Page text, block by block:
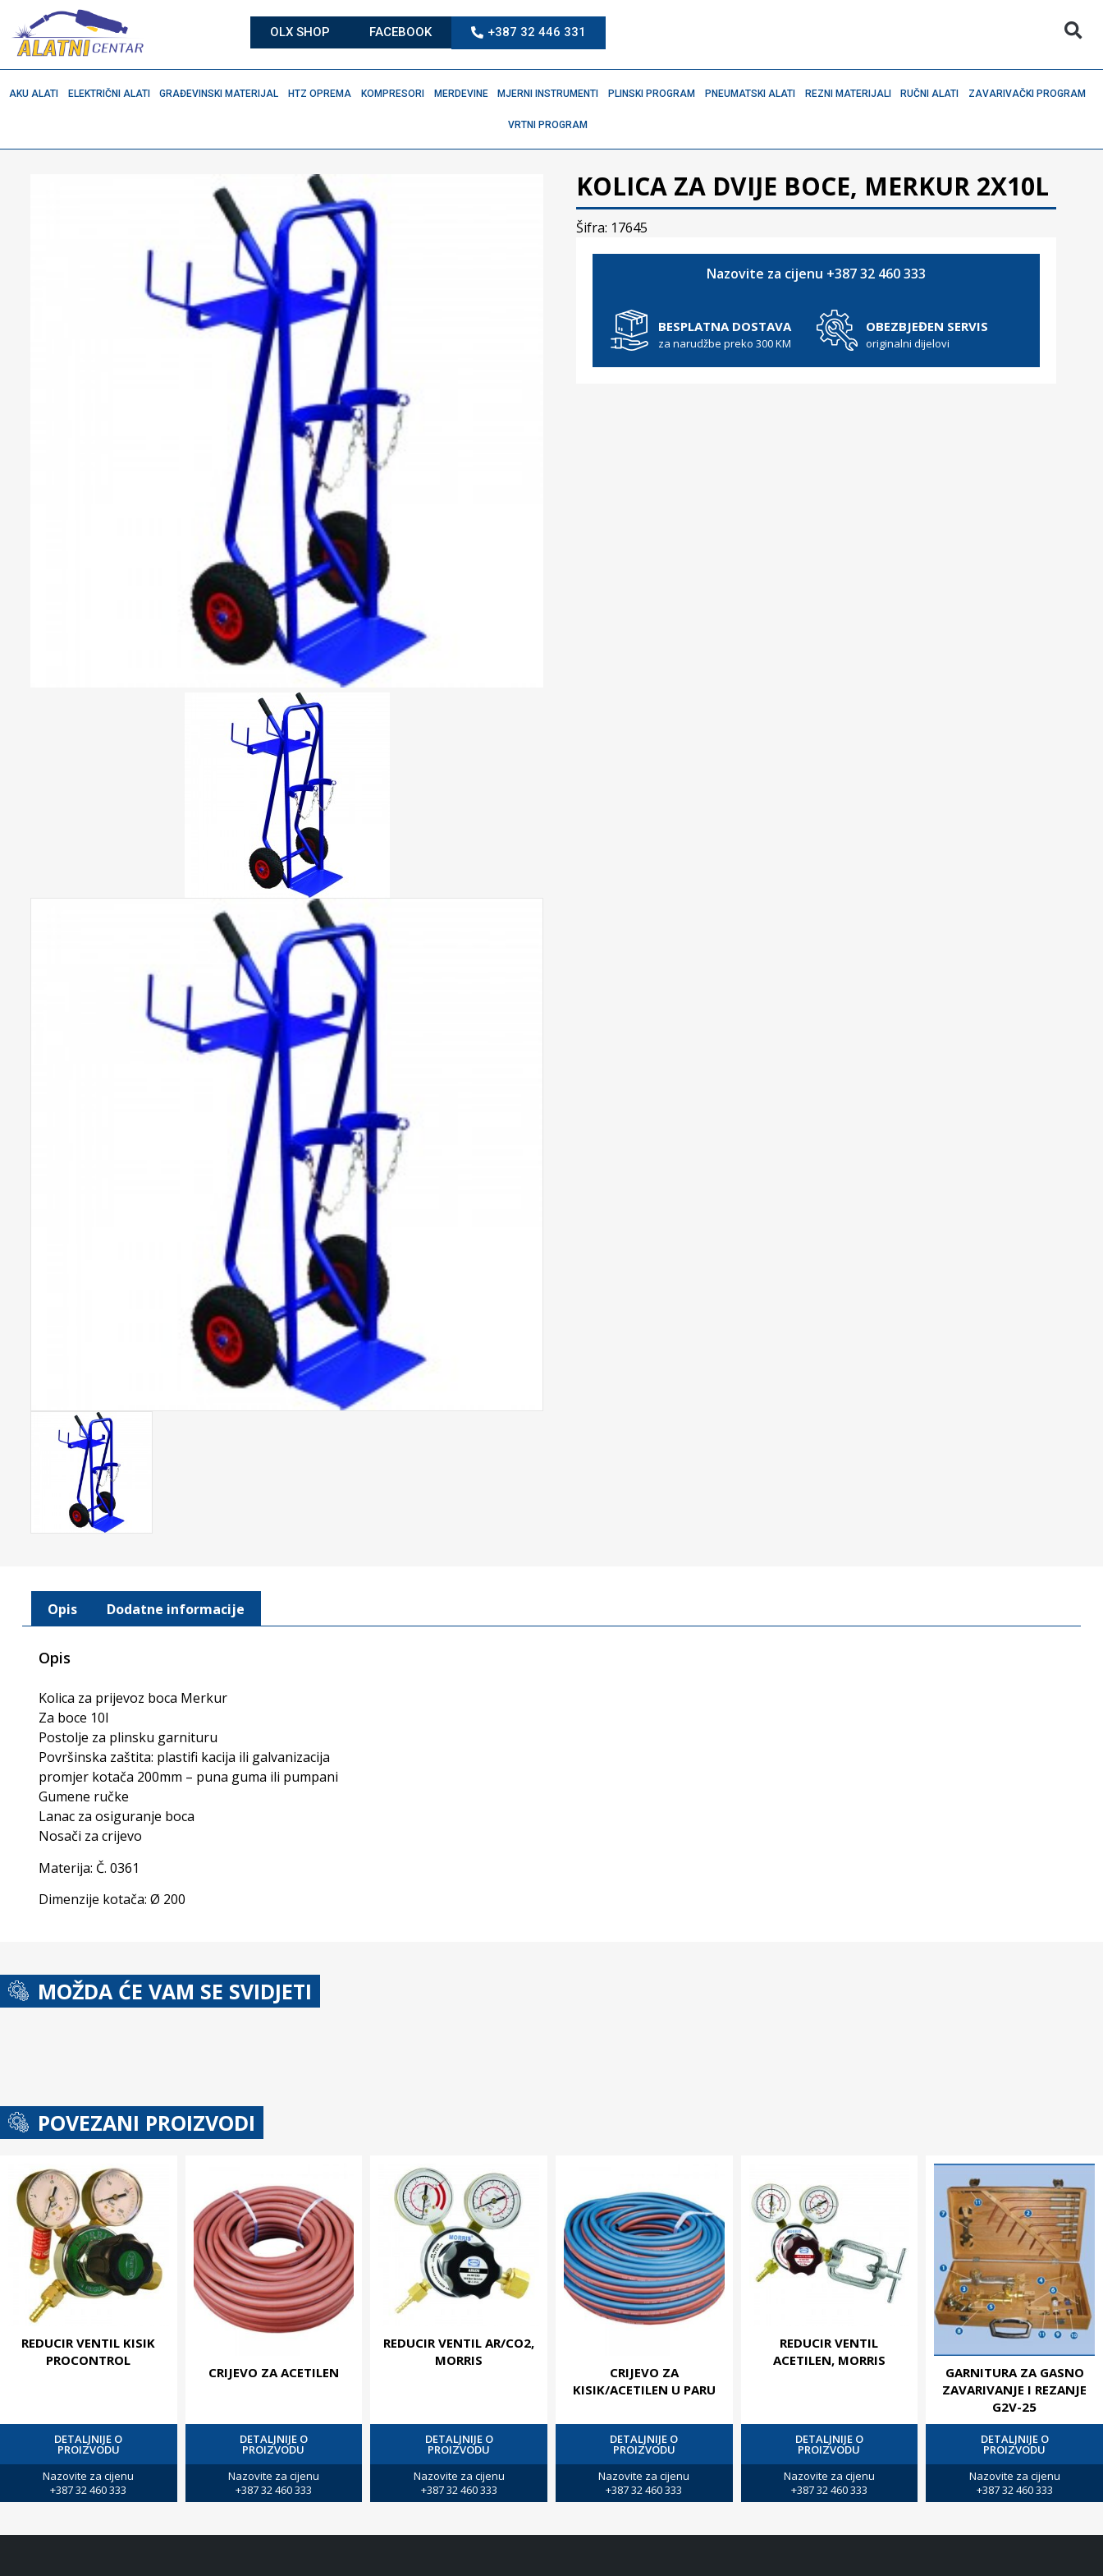
OLX SHOP FACEBOOK +387 32 446 331
AKU ALATI ELEKTRIČNI ALATI GRAĐEVINSKI MATERIJAL HTZ OPREMA KOMPRESORI MERDEVINE MJERNI INSTRUMENTI PLINSKI PROGRAM PNEUMATSKI ALATI REZNI MATERIJALI RUČNI ALATI ZAVARIVAČKI PROGRAM
VRTNI PROGRAM
KOLICA ZA DVIJE BOCE, MERKUR 2X10L
Šifra: 17645
Nazovite za cijenu +387 32 460 333
BESPLATNA DOSTAVA
za narudžbe preko 300 KM
OBEZBJEĐEN SERVIS
originalni dijelovi
Opis Dodatne informacije
Opis
Kolica za prijevoz boca Merkur
Za boce 10l
Postolje za plinsku garnituru
Površinska zaštita: plastifi kacija ili galvanizacija
promjer kotača 200mm – puna guma ili pumpani
Gumene ručke
Lanac za osiguranje boca
Nosači za crijevo
Materija: Č. 0361
Dimenzije kotača: Ø 200
MOŽDA ĆE VAM SE SVIDJETI
POVEZANI PROIZVODI
REDUCIR VENTIL KISIK
PROCONTROL
DETALJNIJE O
PROIZVODU
Nazovite za cijenu
+387 32 460 333
CRIJEVO ZA ACETILEN
DETALJNIJE O
PROIZVODU
Nazovite za cijenu
+387 32 460 333
REDUCIR VENTIL AR/CO2,
MORRIS
DETALJNIJE O
PROIZVODU
Nazovite za cijenu
+387 32 460 333
CRIJEVO ZA
KISIK/ACETILEN U PARU
DETALJNIJE O
PROIZVODU
Nazovite za cijenu
+387 32 460 333
REDUCIR VENTIL
ACETILEN, MORRIS
DETALJNIJE O
PROIZVODU
Nazovite za cijenu
+387 32 460 333
GARNITURA ZA GASNO
ZAVARIVANJE I REZANJE
G2V-25
DETALJNIJE O
PROIZVODU
Nazovite za cijenu
+387 32 460 333